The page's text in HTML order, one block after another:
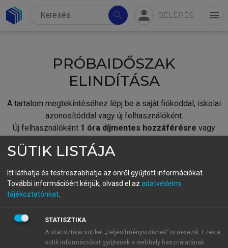
search person BELÉPÉS menu
PRÓBAIDŐSZAK
ELINDÍTÁSA
A tartalom megtekintéséhez lépj be a saját fiókoddal, iskolai
azonosítóddal vagy új felhasználóként.
Új felhasználóként 1 óra díjmentes hozzáférésre vagy
fiókoddal,vagy hozz létre új fiókot.
A regisztráció után apróbaidőszakautomatikusan
BELÉPÉS SAJÁT FIÓKKAL
SÜTIK LISTÁJA
Itt láthatja és testreszabhatja az önről gyűjtött információkat.
További információért kérjük, olvasd el az adatvédelmi
tájékoztatónkat
STATISZTIKA
A statisztikai sütiket „teljesítménysütiknek” is nevezik. Ezek a
sütik információkat gyűjtenek a webhely használatának